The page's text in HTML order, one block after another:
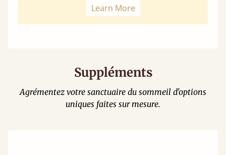
Learn More
Suppléments
Agrémentez votre sanctuaire du sommeil d'options
uniques faites sur mesure.